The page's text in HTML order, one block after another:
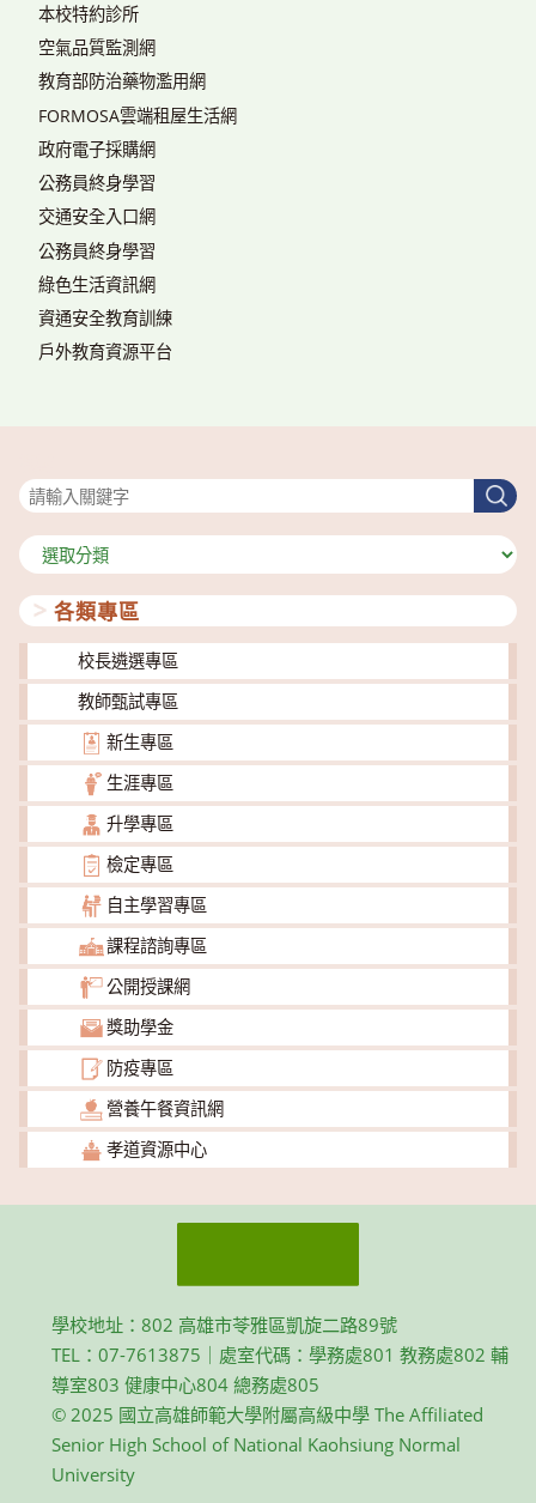
本校特約診所
空氣品質監測網
教育部防治藥物濫用網
FORMOSA雲端租屋生活網
政府電子採購網
公務員終身學習
交通安全入口網
公務員終身學習
綠色生活資訊網
資通安全教育訓練
戶外教育資源平台
搜
尋
分
類
各類專區
校長遴選專區
教師甄試專區
新生專區
生涯專區
升學專區
檢定專區
自主學習專區
課程諮詢專區
公開授課網
獎助學金
防疫專區
營養午餐資訊網
孝道資源中心
學校地址：802 高雄市苓雅區凱旋二路89號
TEL：07-7613875｜處室代碼：學務處801 教務處802 輔
導室803 健康中心804 總務處805
© 2025 國立高雄師範大學附屬高級中學 The Affiliated
Senior High School of National Kaohsiung Normal
University